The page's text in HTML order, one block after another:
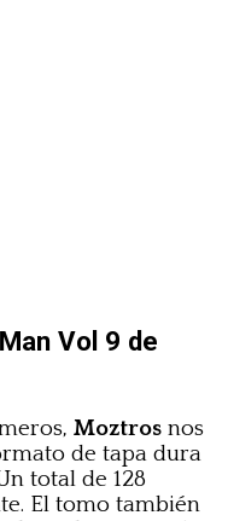
Vol 9 de
Moztros nos
de tapa dura
total de 128
El tomo también